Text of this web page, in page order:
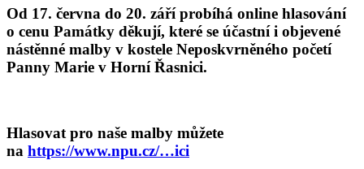
Od 17. června do 20. září probíhá online hlasování
o cenu Památky děkují, které se účastní i objevené
nástěnné malby v kostele Neposkvrněného početí
Panny Marie v Horní Řasnici.
Hlasovat pro naše malby můžete
na https://www.npu.cz/…ici